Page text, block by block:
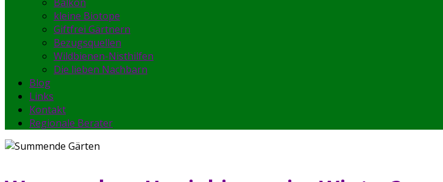
kleine Biotope
Giftfrei Gärtnern
Bezugsquellen
Wildbienen-Nisthilfen
Die lieben Nachbarn
Blog
Links
Kontakt
Regionale Berater